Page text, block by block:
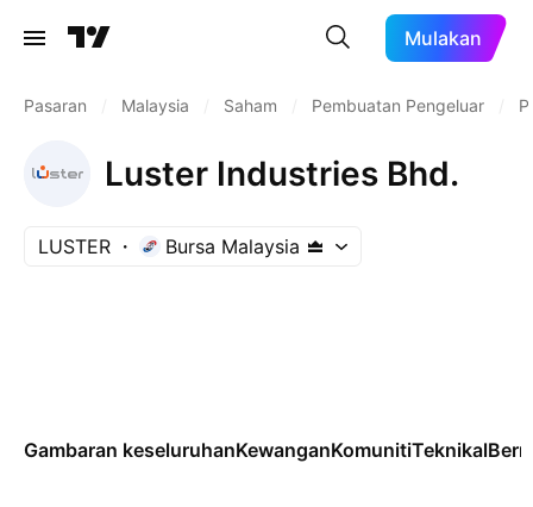
Mulakan
Pasaran Malaysia Saham Pembuatan Pengeluar
Luster Industries Bhd.
LUSTER Bursa Malaysia
Gambaran keseluruhanKewanganKomunitiTeknikal